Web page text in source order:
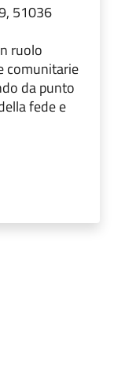
51036
ruolo
comunitarie
da punto
fede e